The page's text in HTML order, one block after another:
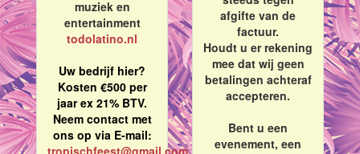
muziek en
entertainment
todolatino.nl
Uw bedrijf hier?
Kosten €500 per
jaar ex 21% BTV.
Neem contact met
ons op via E-mail:
afgifte van de
factuur.
Houdt u er rekening
mee dat wij geen
betalingen achteraf
accepteren.
Bent u een
evenement, een